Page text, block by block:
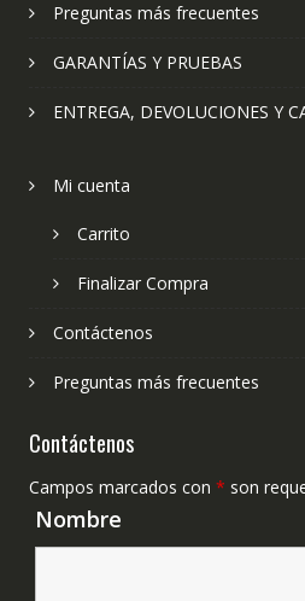
Preguntas más frecuentes
GARANTÍAS Y PRUEBAS
ENTREGA, DEVOLUCIONES Y
Mi cuenta
Carrito
Finalizar Compra
Contáctenos
Preguntas más frecuentes
Contáctenos
Campos marcados con * son
Nombre